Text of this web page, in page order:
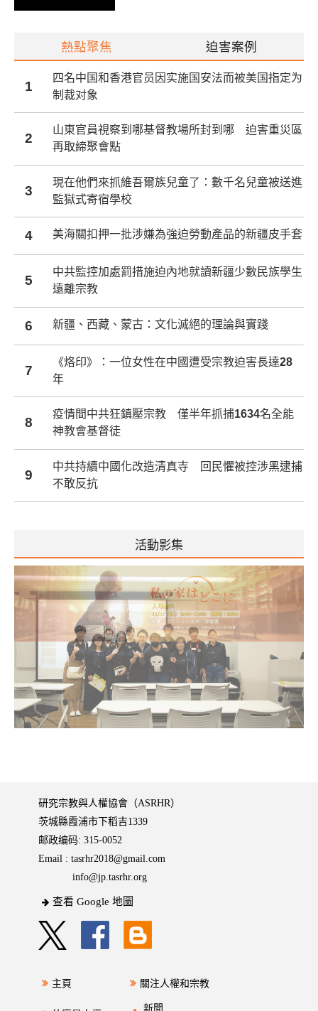
熱點聚焦 迫害案例
1
四名中国和香港官员因实施国安法而被美国指定为
制裁对象
2
山東官員視察到哪基督教場所封到哪 迫害重災區
再取締聚會點
3
現在他們來抓維吾爾族兒童了：數千名兒童被送進
監獄式寄宿學校
4 美海關扣押一批涉嫌為強迫勞動產品的新疆皮手套
5
中共監控加處罰措施迫內地就讀新疆少數民族學生
遠離宗教
6 新疆、西藏、蒙古：文化滅絕的理論與實踐
7
《烙印》：一位女性在中國遭受宗教迫害長達28
年
8
疫情間中共狂鎮壓宗教 僅半年抓捕1634名全能
神教會基督徒
9
中共持續中國化改造清真寺 回民懼被控涉黑逮捕
不敢反抗
活動影集
研究宗教與人權協會（ASRHR）
茨城縣霞浦市下稻吉1339
邮政编码: 315-0052
Email : tasrhr2018@gmail.com
info@jp.tasrhr.org
查看 Google 地圖
主頁 關注人權和宗教
新聞